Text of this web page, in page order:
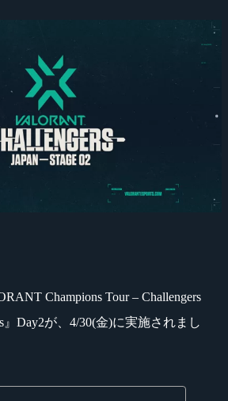
Champions Tour – Challengers
』Day2が、4/30(金)に実施されまし